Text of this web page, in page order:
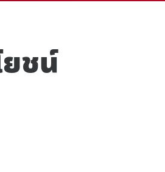
ชน์